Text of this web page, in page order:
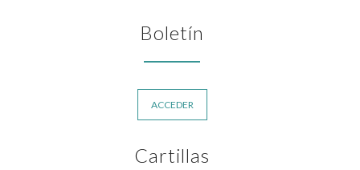
Boletín
ACCEDER
Cartillas